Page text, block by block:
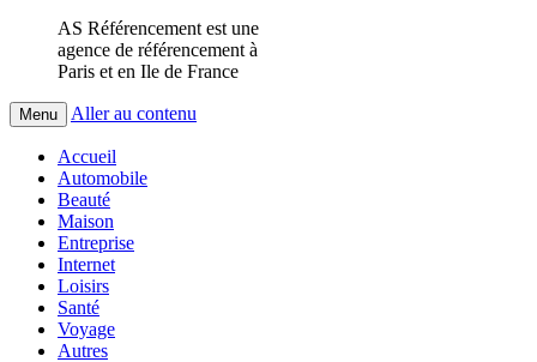
AS Référencement est une
agence de référencement à
Paris et en Ile de France
Menu Aller au contenu
Accueil
Automobile
Beauté
Maison
Entreprise
Internet
Loisirs
Santé
Voyage
Autres